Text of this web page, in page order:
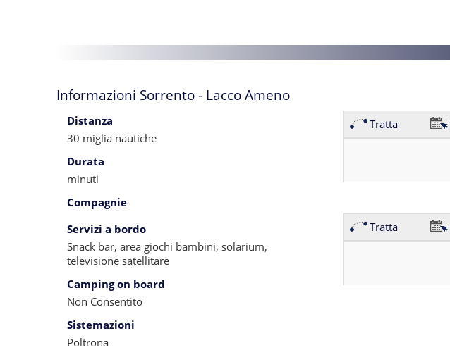
Informazioni Sorrento - Lacco Ameno
Distanza
30 miglia nautiche
Durata
minuti
Compagnie
Servizi a bordo
Snack bar, area giochi bambini, solarium,
televisione satellitare
Camping on board
Non Consentito
Sistemazioni
Poltrona
Tratta
Tratta